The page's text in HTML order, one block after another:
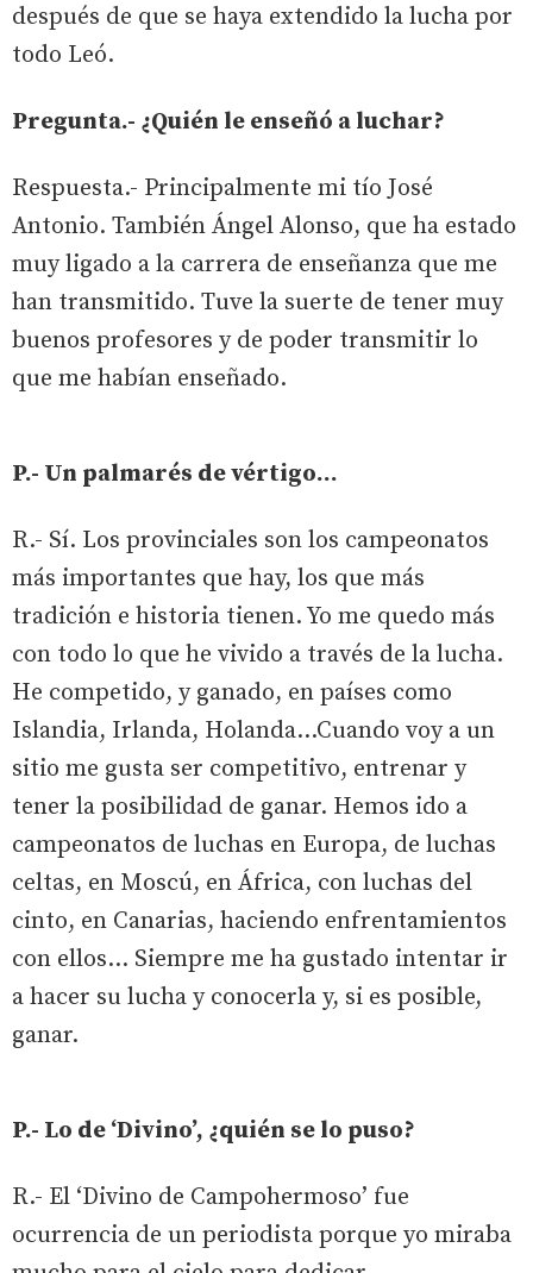
después de que se haya extendido la lucha por
todo Leó.
Pregunta.- ¿Quién le enseñó a luchar?
Respuesta.- Principalmente mi tío José
Antonio. También Ángel Alonso, que ha estado
muy ligado a la carrera de enseñanza que me
han transmitido. Tuve la suerte de tener muy
buenos profesores y de poder transmitir lo
que me habían enseñado.
P.- Un palmarés de vértigo…
R.- Sí. Los provinciales son los campeonatos
más importantes que hay, los que más
tradición e historia tienen. Yo me quedo más
con todo lo que he vivido a través de la lucha.
He competido, y ganado, en países como
Islandia, Irlanda, Holanda…Cuando voy a un
sitio me gusta ser competitivo, entrenar y
tener la posibilidad de ganar. Hemos ido a
campeonatos de luchas en Europa, de luchas
celtas, en Moscú, en África, con luchas del
cinto, en Canarias, haciendo enfrentamientos
con ellos… Siempre me ha gustado intentar ir
a hacer su lucha y conocerla y, si es posible,
ganar.
P.- Lo de ‘Divino’, ¿quién se lo puso?
R.- El ‘Divino de Campohermoso’ fue
ocurrencia de un periodista porque yo miraba